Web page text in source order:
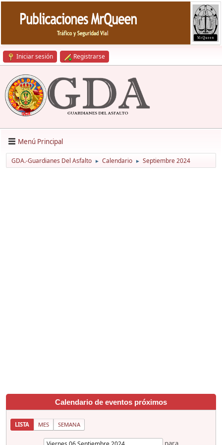
Iniciar sesión Registrarse
Menú Principal
GDA.-Guardianes Del Asfalto ► Calendario ► Septiembre 2024
Calendario de eventos próximos
LISTA MES SEMANA